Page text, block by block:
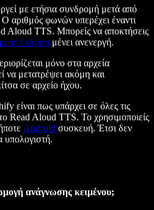
με ετήσια συνδρομή μετά από
αριθμός φωνών υπερέχει έναντι
Aloud TTS. Μπορείς να αποκτήσεις
έκδοση μένει ανενεργή.
μόνο στα αρχεία
μετατρέψει ακόμη και
σε αρχείο ήχου.
είναι πως υπάρχει σε όλες τις
Read Aloud TTS. Το χρησιμοποιείς
Android συσκευή. Έτσι δεν
υπολογιστή.
ανάγνωσης κειμένου;